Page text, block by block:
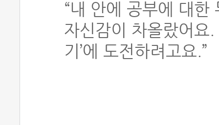
“내 안에 공부에 대한
자신감이 차올랐어요
기’에 도전하려고요.”